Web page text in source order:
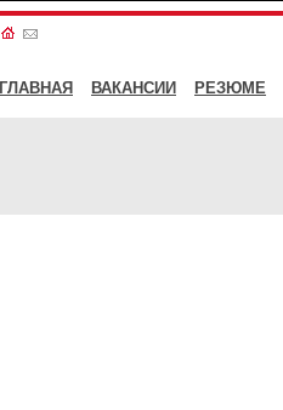
ГЛАВНАЯ ВАКАНСИИ РЕЗЮМЕ